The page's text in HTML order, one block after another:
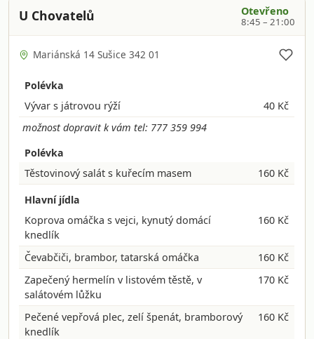
U Chovatelů Otevřeno
8:45 – 21:00
Mariánská 14 Sušice 342 01
Polévka
Vývar s játrovou rýží
40 Kč
možnost dopravit k vám tel: 777 359 994
Polévka
Těstovinový salát s kuřecím masem
160 Kč
Hlavní jídla
Koprova omáčka s vejci, kynutý domácí
knedlík
160 Kč
Čevabčiči, brambor, tatarská omáčka
160 Kč
Zapečený hermelín v listovém těstě, v
salátovém lůžku
170 Kč
Pečené vepřová plec, zelí špenát, bramborový
knedlík
160 Kč